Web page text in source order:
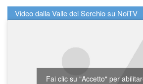
Video dalla Valle del Serchio su NoiTV
Fai clic su "Accetto" per